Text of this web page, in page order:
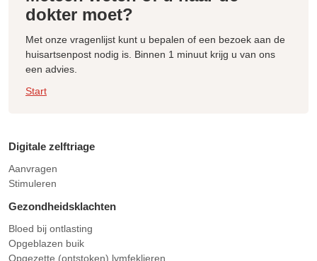
dokter moet?
Met onze vragenlijst kunt u bepalen of een bezoek aan de
huisartsenpost nodig is. Binnen 1 minuut krijg u van ons
een advies.
Start
Digitale zelftriage
Aanvragen
Stimuleren
Gezondheidsklachten
Bloed bij ontlasting
Opgeblazen buik
Opgezette (ontstoken) lymfeklieren